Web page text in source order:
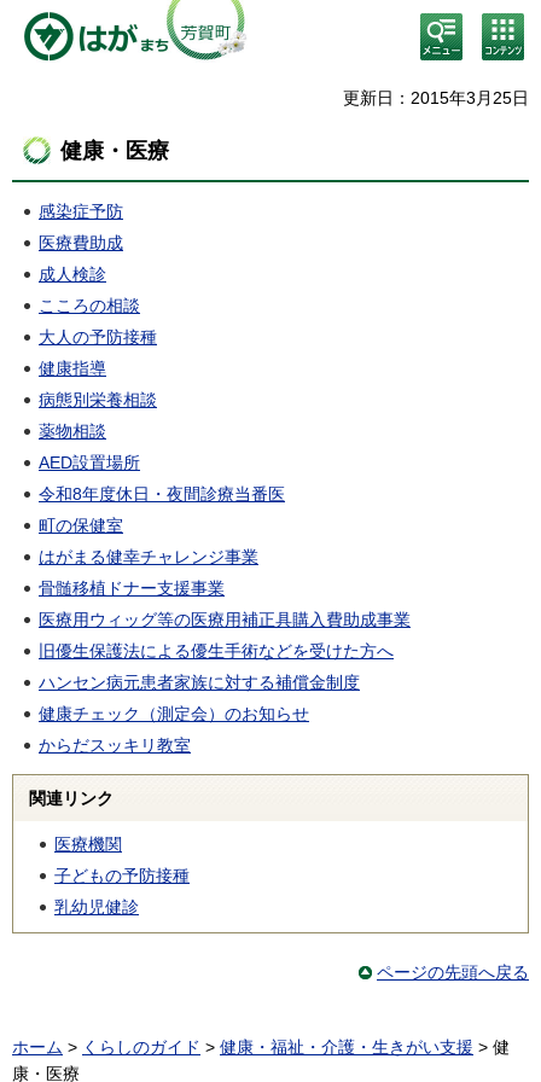
検
索・
メニ
コン
テン
ニュ
更新日：2015年3月25日
健康・医療
感染症予防
医療費助成
成人検診
こころの相談
大人の予防接種
健康指導
病態別栄養相談
薬物相談
AED設置場所
令和8年度休日・夜間診療当番医
町の保健室
はがまる健幸チャレンジ事業
骨髄移植ドナー支援事業
医療用ウィッグ等の医療用補正具購入費助成事業
旧優生保護法による優生手術などを受けた方へ
ハンセン病元患者家族に対する補償金制度
健康チェック（測定会）のお知らせ
からだスッキリ教室
関連リンク
医療機関
子どもの予防接種
乳幼児健診
ページの先頭へ戻る
ホーム > くらしのガイド > 健康・福祉・介護・生きがい支援 > 健
康・医療